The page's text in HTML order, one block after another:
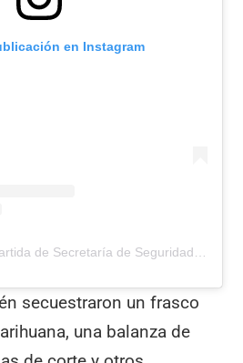
en Instagram
Una publicación compartida de Secretaría de Seguridad de Escobar (@escobarseguridad)
secuestraron un frasco
una balanza de